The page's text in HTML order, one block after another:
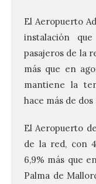
El Aeropuerto
instalación
pasajeros de la
más que en
mantiene la
hace más de
El Aeropuerto
de la red, con
6,9% más que
Palma de